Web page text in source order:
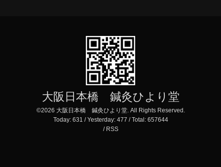
大阪日本橋 鍼灸ひより堂
©2026 大阪日本橋 鍼灸ひより堂. All Rights Reserved.
Today: 631 / Yesterday: 477 / Total: 657644
/ RSS